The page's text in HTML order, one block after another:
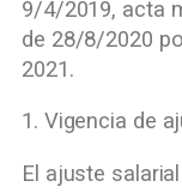
9/4/2019, acta
de 28/8/2020
2021.
1. Vigencia de
El ajuste